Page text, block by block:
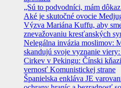
„Sú to podvodníci, mám
Aké je skutočné ovocie
Výzva Mariána Kuffu, aby
znevažovaniu kresťanských
Nelegálna invázia moslimov:
skandujú svoje vyznanie
Cirkev v Pekingu: Čínski
vernosť Komunistickej strane
Španielska enkláva JE